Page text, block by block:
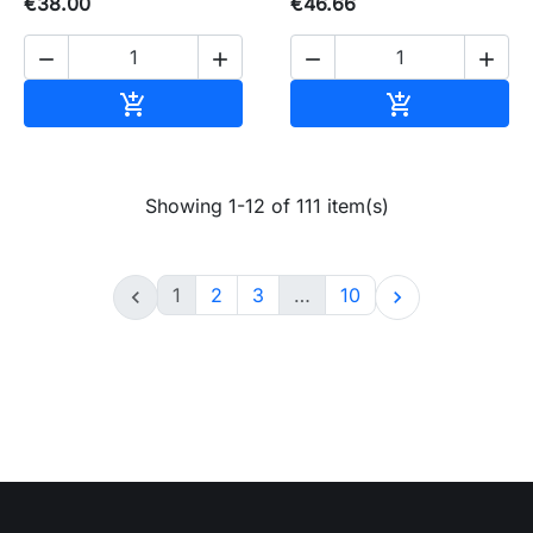
 

 

Showing 1-12 of 111 item(s)
 1 2 3 … 10 